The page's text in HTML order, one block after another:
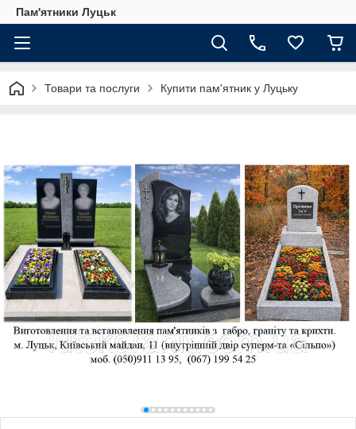
Пам'ятники Луцьк
Товари та послуги Купити пам'ятник у Луцьку